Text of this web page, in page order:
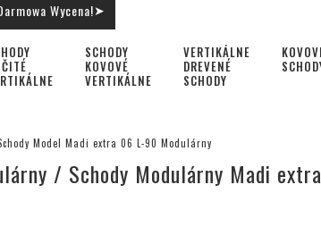
SCHODY
KOVOVÉ
VERTIKÁLNE
VERTIKÁLNE
DREVENÉ
SCHODY
Wycena!➤
Model Madi extra 06 L-90 Modulárny
/ Schody Modulárny Madi